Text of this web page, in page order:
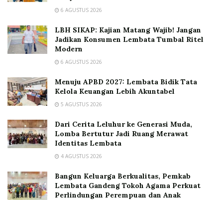
6 AGUSTUS 2026
LBH SIKAP: Kajian Matang Wajib! Jangan
Jadikan Konsumen Lembata Tumbal Ritel
Modern
6 AGUSTUS 2026
Menuju APBD 2027: Lembata Bidik Tata
Kelola Keuangan Lebih Akuntabel
5 AGUSTUS 2026
Dari Cerita Leluhur ke Generasi Muda,
Lomba Bertutur Jadi Ruang Merawat
Identitas Lembata
4 AGUSTUS 2026
Bangun Keluarga Berkualitas, Pemkab
Lembata Gandeng Tokoh Agama Perkuat
Perlindungan Perempuan dan Anak